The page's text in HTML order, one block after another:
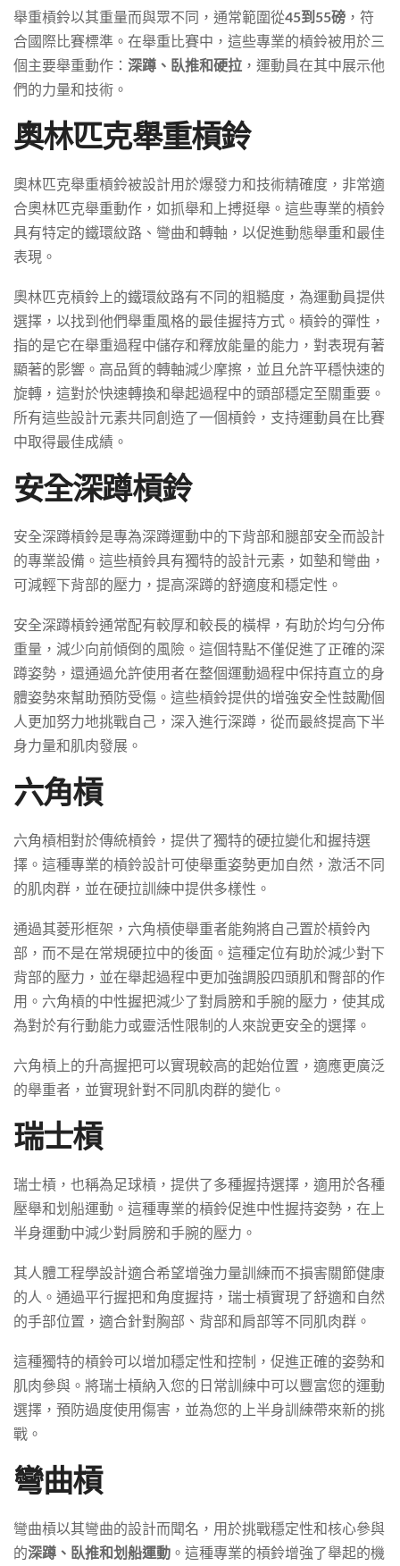
舉重槓鈴以其重量而與眾不同，通常範圍從45到55磅 ，符
合國際比賽標準。在舉重比賽中，這些專業的槓鈴被用於三
個主要舉重動作： 深蹲、臥推和硬拉 ，運動員在其中展示他
們的力量和技術。
奧林匹克舉重槓鈴
奧林匹克舉重槓鈴被設計用於爆發力和技術精確度，非常適
合奧林匹克舉重動作，如抓舉和上搏挺舉。這些專業的槓鈴
具有特定的鐵環紋路、彎曲和轉軸，以促進動態舉重和最佳
表現。
奧林匹克槓鈴上的鐵環紋路有不同的粗糙度，為運動員提供
選擇，以找到他們舉重風格的最佳握持方式。槓鈴的彈性，
指的是它在舉重過程中儲存和釋放能量的能力，對表現有著
顯著的影響。高品質的轉軸減少摩擦，並且允許平穩快速的
旋轉，這對於快速轉換和舉起過程中的頭部穩定至關重要。
所有這些設計元素共同創造了一個槓鈴，支持運動員在比賽
中取得最佳成績。
安全深蹲槓鈴
安全深蹲槓鈴是專為深蹲運動中的下背部和腿部安全而設計
的專業設備。這些槓鈴具有獨特的設計元素，如墊和彎曲，
可減輕下背部的壓力，提高深蹲的舒適度和穩定性。
安全深蹲槓鈴通常配有較厚和較長的橫桿，有助於均勻分佈
重量，減少向前傾倒的風險。這個特點不僅促進了正確的深
蹲姿勢，還通過允許使用者在整個運動過程中保持直立的身
體姿勢來幫助預防受傷。這些槓鈴提供的增強安全性鼓勵個
人更加努力地挑戰自己，深入進行深蹲，從而最終提高下半
身力量和肌肉發展。
六角槓
六角槓相對於傳統槓鈴，提供了獨特的硬拉變化和握持選
擇。這種專業的槓鈴設計可使舉重姿勢更加自然，激活不同
的肌肉群，並在硬拉訓練中提供多樣性。
通過其菱形框架，六角槓使舉重者能夠將自己置於槓鈴內
部，而不是在常規硬拉中的後面。這種定位有助於減少對下
背部的壓力，並在舉起過程中更加強調股四頭肌和臀部的作
用。六角槓的中性握把減少了對肩膀和手腕的壓力，使其成
為對於有行動能力或靈活性限制的人來說更安全的選擇。
六角槓上的升高握把可以實現較高的起始位置，適應更廣泛
的舉重者，並實現針對不同肌肉群的變化。
瑞士槓
瑞士槓，也稱為足球槓，提供了多種握持選擇，適用於各種
壓舉和划船運動。這種專業的槓鈴促進中性握持姿勢，在上
半身運動中減少對肩膀和手腕的壓力。
其人體工程學設計適合希望增強力量訓練而不損害關節健康
的人。通過平行握把和角度握持，瑞士槓實現了舒適和自然
的手部位置，適合針對胸部、背部和肩部等不同肌肉群。
這種獨特的槓鈴可以增加穩定性和控制，促進正確的姿勢和
肌肉參與。將瑞士槓納入您的日常訓練中可以豐富您的運動
選擇，預防過度使用傷害，並為您的上半身訓練帶來新的挑
戰。
彎曲槓
彎曲槓以其彎曲的設計而聞名，用於挑戰穩定性和核心參與
的深蹲、臥推和划船運動 。這種專業的槓鈴增強了舉起的機